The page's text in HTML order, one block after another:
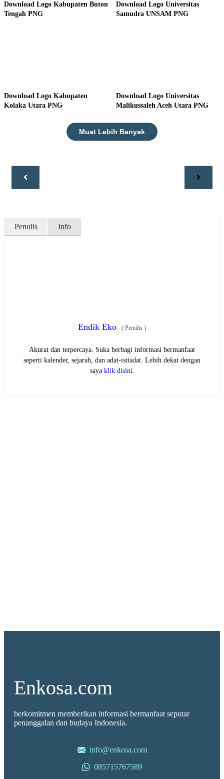
Download Logo Kabupaten Buton
Tengah PNG
Download Logo Universitas
Samudra UNSAM PNG
Download Logo Kabupaten
Kolaka Utara PNG
Download Logo Universitas
Malikussaleh Aceh Utara PNG
Muat Lebih Banyak
Penulis Info
Endik Eko ( Penulis )
Akurat dan terpercaya. Suka berbagi informasi bermanfaat
seperti kalender, sejarah, dan adat-istiadat. Lebih dekat dengan
saya klik disini.
Enkosa.com
berkomitmen memberikan informasi bermanfaat seputar
penanggalan dan budaya Indonesia.
info@enkosa.com
085715767589